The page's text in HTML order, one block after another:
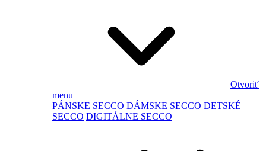
Otvoriť
menu
PÁNSKE SECCO DÁMSKE SECCO DETSKÉ
SECCO DIGITÁLNE SECCO